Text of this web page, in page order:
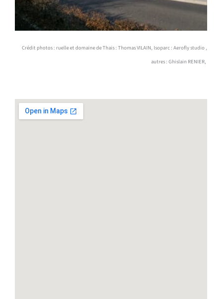
Crédit photos : ruelle et domaine de Thais : Thomas VILAIN, Isoparc : Aerofly studio ,
autres : Ghislain RENIER,